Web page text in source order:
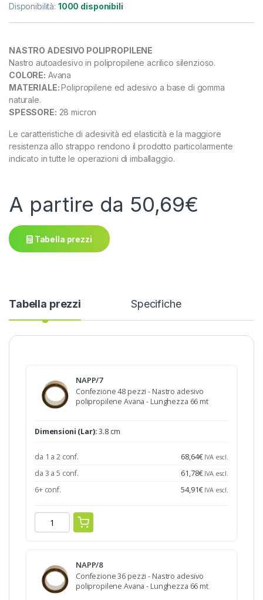
Disponibilità: 1000 disponibili
NASTRO ADESIVO POLIPROPILENE
Nastro autoadesivo in polipropilene acrilico silenzioso.
COLORE: Avana
MATERIALE:Polipropilene ed adesivo a base di gomma
naturale.
SPESSORE: 28 micron
Le caratteristiche di adesività ed elasticità e la maggiore
resistenza allo strappo rendono il prodotto particolarmente
indicato in tutte le operazioni di imballaggio.
A partire da 50,69€
Tabella prezzi
Tabella prezzi Specifiche
NAPP/7
Confezione 48 pezzi - Nastro adesivo
polipropilene Avana - Lunghezza 66 mt
Dimensioni (Lar):3.8 cm
da 1 a 2 conf. 68,64€ IVA escl.
da 3 a 5 conf. 61,78€ IVA escl.
6+ conf. 54,91€ IVA escl.
NAPP/8
Confezione 36 pezzi - Nastro adesivo
polipropilene Avana - Lunghezza 66 mt